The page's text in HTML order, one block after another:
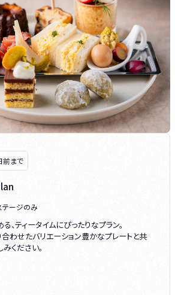
まで
ージのみ
、ティータイムにぴったりなプラン。
わせたバリエーション豊かなプレートと共
ください。